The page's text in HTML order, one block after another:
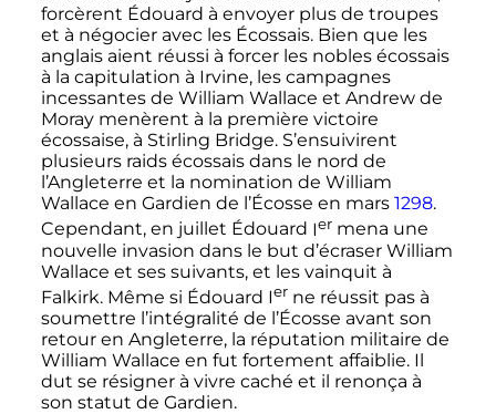
forcèrent Édouard à envoyer plus de troupes
et à négocier avec les Écossais. Bien que les
anglais aient réussi à forcer les nobles écossais
à la capitulation à Irvine, les campagnes
incessantes de William Wallace et Andrew de
Moray menèrent à la première victoire
écossaise, à Stirling Bridge. S’ensuivirent
plusieurs raids écossais dans le nord de
l’Angleterre et la nomination de William
Wallace en Gardien de l’Écosse en mars 1298.
Cependant, en juillet Édouard Iermena une
nouvelle invasion dans le but d’écraser William
Wallace et ses suivants, et les vainquit à
Falkirk. Même si Édouard Ierne réussit pas à
soumettre l’intégralité de l’Écosse avant son
retour en Angleterre, la réputation militaire de
William Wallace en fut fortement affaiblie. Il
dut se résigner à vivre caché et il renonça à
son statut de Gardien.